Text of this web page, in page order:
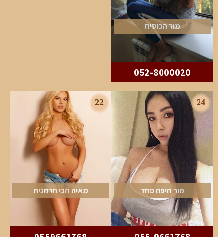
מור הכוסית
052-8000020
24
מור היפה פחד
22
מאיה הכי חרמנית